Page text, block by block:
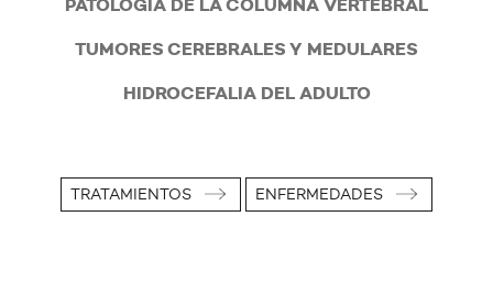
PATOLOGÍA DE LA COLUMNA VERTEBRAL
TUMORES CEREBRALES Y MEDULARES
HIDROCEFALIA DEL ADULTO
TRATAMIENTOS ENFERMEDADES